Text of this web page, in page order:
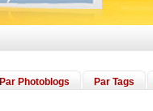
Par Photoblogs Par Tags